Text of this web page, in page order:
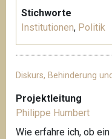
Stichworte
Institutionen, Politik
Diskurs, Behinderung
Projektleitung
Philippe Humbert
Wie erfahre ich, ob